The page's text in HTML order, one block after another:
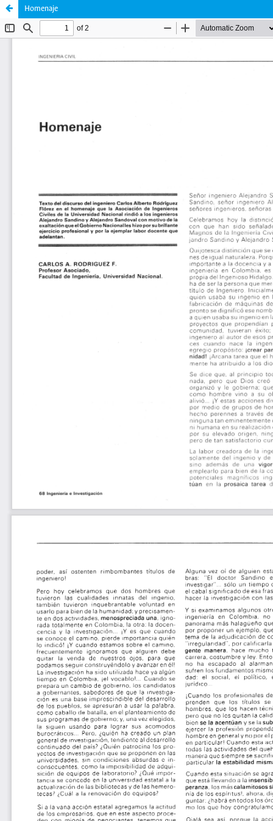
Homenaje